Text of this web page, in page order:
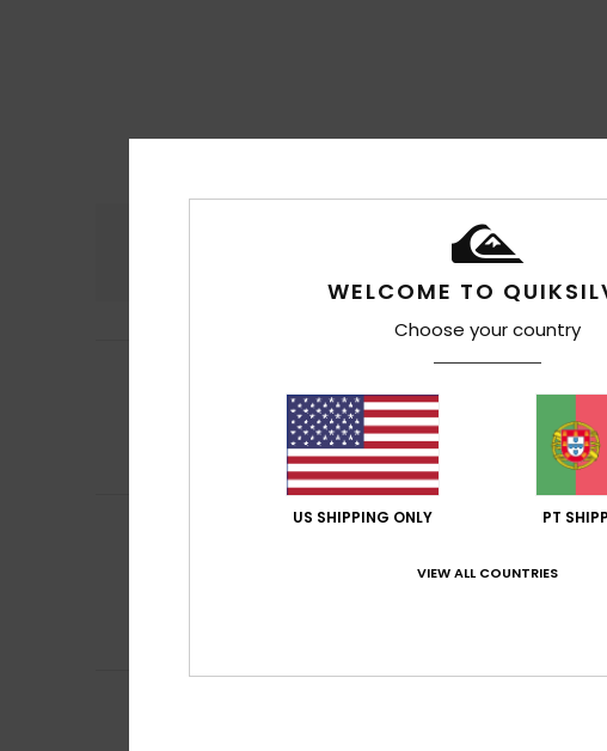
Relação
Excelente produto
Mostrar original - Italiano
Conforto
Relação
Eu recomendo este
Arndt 5. Julho 2026
Proteção UV perfeita
loja
WELCOME TO
Choose your country
US SHIPPING ONLY PT
VIEW ALL COUNTRIES